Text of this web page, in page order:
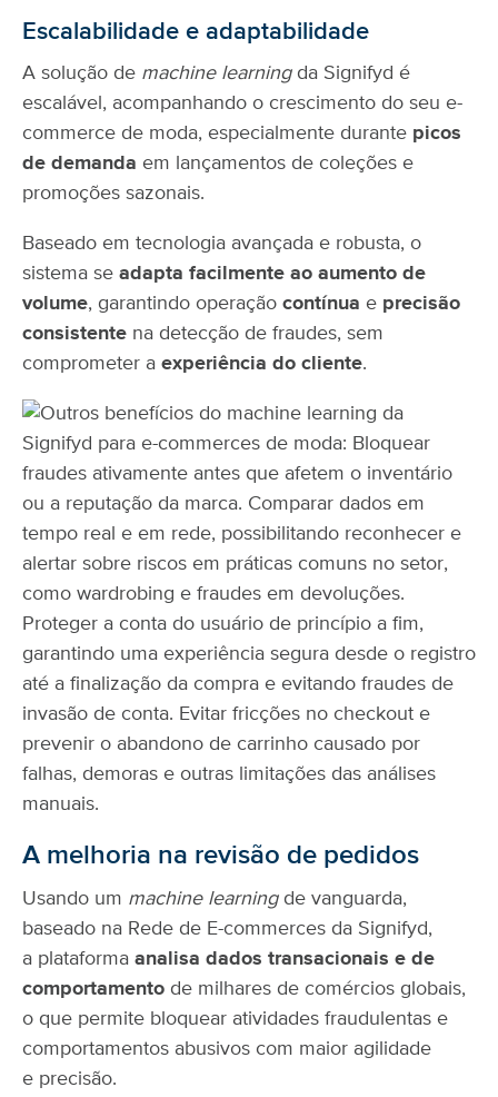
Escalabilidade e adaptabilidade
A solução de machine learningda Signifyd é
escalável, acompanhando o crescimento do seu e-
commerce de moda, especialmente durante picos
de demanda em lançamentos de coleções e
promoções sazonais.
Baseado em tecnologia avançada e robusta, o
sistema se adapta facilmente ao aumento de
volume, garantindo operação contínua e precisão
consistente na detecção de fraudes, sem
comprometer a experiência do cliente.
A melhoria na revisão de pedidos
Usando um machine learningde vanguarda,
baseado na Rede de E-commerces da Signifyd,
a plataforma analisa dados transacionais e de
comportamento de milhares de comércios globais,
o que permite bloquear atividades fraudulentas e
comportamentos abusivos com maior agilidade
e precisão.